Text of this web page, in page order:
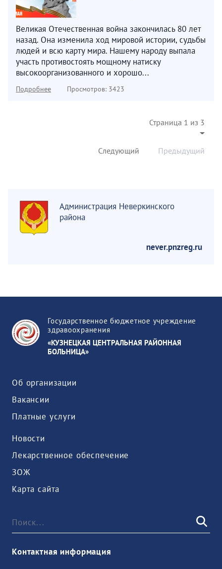
Великая Отечественная война закончилась 80 лет
назад. Она изменила ход мировой истории, судьбы
людей и всю карту мира. Нашему народу выпала
участь противостоять мощному натиску
высокоорганизованного и хорошо...
Подробнее Просмотров: 3423
Страница 1 из 3
Предыдущий
Следующий
Администрация Неверкинского
района
never.pnzreg.ru
Государственное бюджетное учреждение
здравоохранения
«КУЗНЕЦКАЯ ЦЕНТРАЛЬНАЯ РАЙОННАЯ
БОЛЬНИЦА»
Об организации
Вакансии
Платные услуги
Новости
Лекарственное обеспечение
ЗОЖ
Карта сайта
Контактная информация